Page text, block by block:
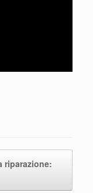
riparazione: